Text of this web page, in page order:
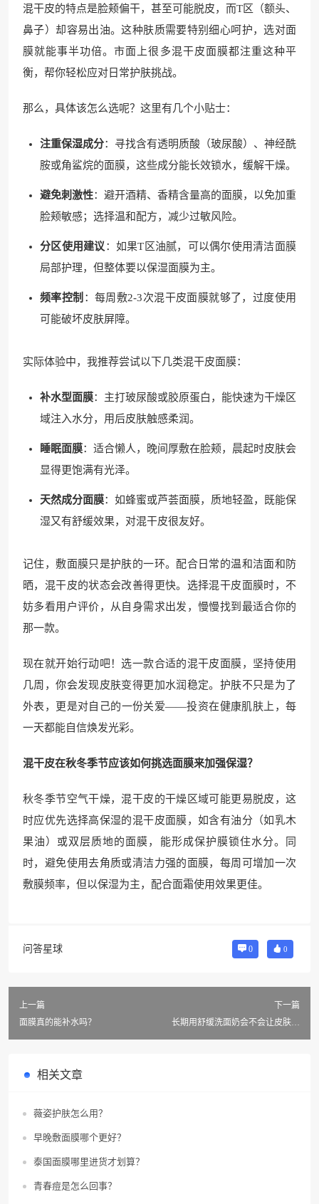
混干皮的特点是脸颊偏干，甚至可能脱皮，而T区（额头、
鼻子）却容易出油。这种肤质需要特别细心呵护，选对面
膜就能事半功倍。市面上很多混干皮面膜都注重这种平
衡，帮你轻松应对日常护肤挑战。
那么，具体该怎么选呢？这里有几个小贴士：
注重保湿成分：寻找含有透明质酸（玻尿酸）、神经酰
胺或角鲨烷的面膜，这些成分能长效锁水，缓解干燥。
避免刺激性：避开酒精、香精含量高的面膜，以免加重
脸颊敏感；选择温和配方，减少过敏风险。
分区使用建议 ：如果T区油腻，可以偶尔使用清洁面膜
局部护理，但整体要以保湿面膜为主。
频率控制 ：每周敷2-3次混干皮面膜就够了，过度使用
可能破坏皮肤屏障。
实际体验中，我推荐尝试以下几类混干皮面膜：
补水型面膜：主打玻尿酸或胶原蛋白，能快速为干燥区
域注入水分，用后皮肤触感柔润。
睡眠面膜：适合懒人，晚间厚敷在脸颊，晨起时皮肤会
显得更饱满有光泽。
天然成分面膜：如蜂蜜或芦荟面膜，质地轻盈，既能保
湿又有舒缓效果，对混干皮很友好。
记住，敷面膜只是护肤的一环。配合日常的温和洁面和防
晒，混干皮的状态会改善得更快。选择混干皮面膜时，不
妨多看用户评价，从自身需求出发，慢慢找到最适合你的
那一款。
现在就开始行动吧！选一款合适的混干皮面膜，坚持使用
几周，你会发现皮肤变得更加水润稳定。护肤不只是为了
外表，更是对自己的一份关爱——投资在健康肌肤上，每
一天都能自信焕发光彩。
混干皮在秋冬季节应该如何挑选面膜来加强保湿？
秋冬季节空气干燥，混干皮的干燥区域可能更易脱皮，这
时应优先选择高保湿的混干皮面膜，如含有油分（如乳木
果油）或双层质地的面膜，能形成保护膜锁住水分。同
时，避免使用去角质或清洁力强的面膜，每周可增加一次
敷膜频率，但以保湿为主，配合面霜使用效果更佳。
问答星球 0 0
上一篇
面膜真的能补水吗？
下一篇
长期用舒缓洗面奶会不会让皮肤变
相关文章
薇姿护肤怎么用？
早晚敷面膜哪个更好？
泰国面膜哪里进货才划算？
青春痘是怎么回事？